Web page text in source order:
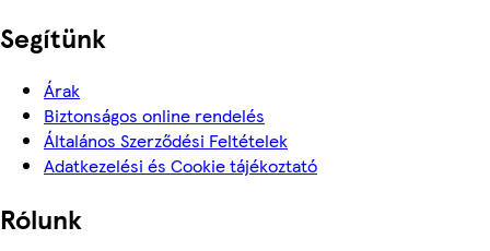
Segítünk
Árak
Biztonságos online rendelés
Általános Szerződési Feltételek
Adatkezelési és Cookie tájékoztató
Rólunk